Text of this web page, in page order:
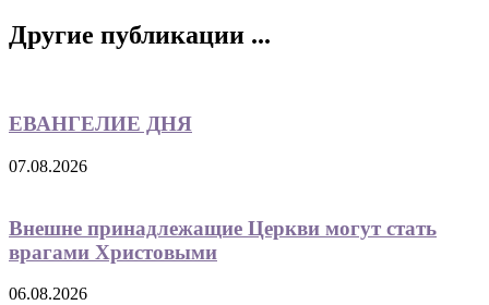
Другие публикации ...
ЕВАНГЕЛИЕ ДНЯ
07.08.2026
Внешне принадлежащие Церкви могут стать
врагами Христовыми
06.08.2026